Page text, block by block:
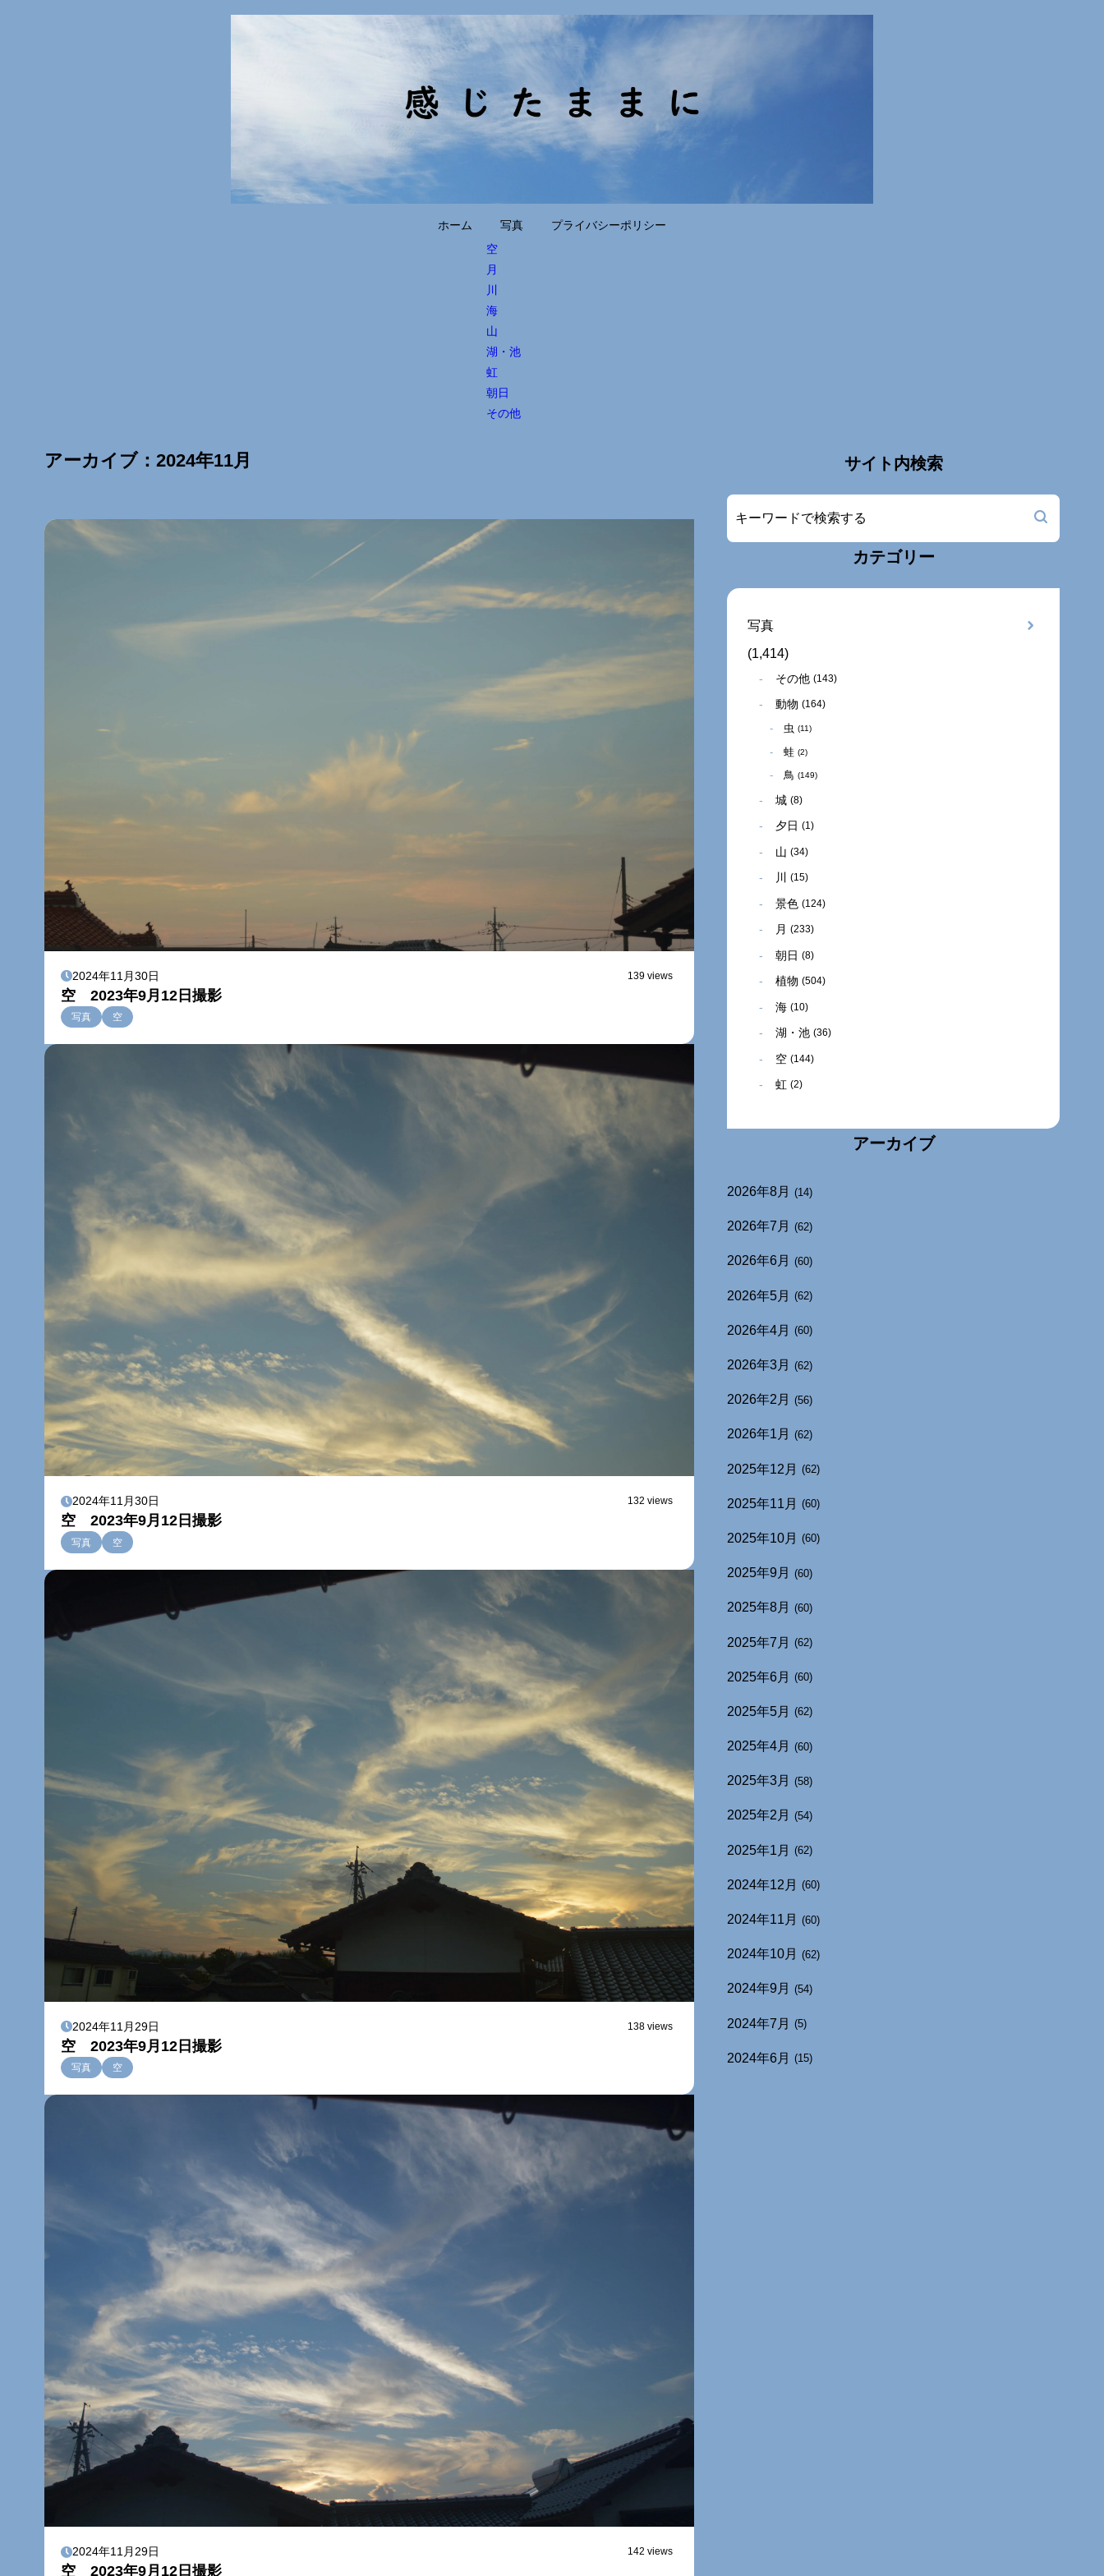
ホーム
写真
空
月
川
海
山
湖・池
虹
朝日
その他
プライバシーポリシー
アーカイブ：2024年11月
2024年11月30日 139 views
空 2023年9月12日撮影
写真 空
2024年11月30日 132 views
空 2023年9月12日撮影
写真 空
2024年11月29日 138 views
空 2023年9月12日撮影
写真 空
2024年11月29日 142 views
空 2023年9月12日撮影
サイト内検索
カテゴリー
写真
(1,414)
その他 (143)
動物 (164)
虫 (11)
蛙 (2)
鳥 (149)
城 (8)
夕日 (1)
山 (34)
川 (15)
景色 (124)
月 (233)
朝日 (8)
植物 (504)
海 (10)
湖・池 (36)
空 (144)
虹 (2)
アーカイブ
2026年8月 (14)
2026年7月 (62)
2026年6月 (60)
2026年5月 (62)
2026年4月 (60)
2026年3月 (62)
2026年2月 (56)
2026年1月 (62)
2025年12月 (62)
2025年11月 (60)
2025年10月 (60)
2025年9月 (60)
2025年8月 (60)
2025年7月 (62)
2025年6月 (60)
2025年5月 (62)
2025年4月 (60)
2025年3月 (58)
2025年2月 (54)
2025年1月 (62)
2024年12月 (60)
2024年11月 (60)
2024年10月 (62)
2024年9月 (54)
2024年7月 (5)
2024年6月 (15)